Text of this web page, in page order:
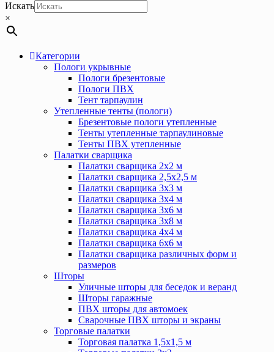
Искать
×
Категории
Пологи укрывные
Пологи брезентовые
Пологи ПВХ
Тент тарпаулин
Утепленные тенты (пологи)
Брезентовые пологи утепленные
Тенты утепленные тарпаулиновые
Тенты ПВХ утепленные
Палатки сварщика
Палатки сварщика 2х2 м
Палатки сварщика 2,5х2,5 м
Палатки сварщика 3х3 м
Палатки сварщика 3х4 м
Палатки сварщика 3х6 м
Палатки сварщика 3х8 м
Палатки сварщика 4х4 м
Палатки сварщика 6х6 м
Палатки сварщика различных форм и
размеров
Шторы
Уличные шторы для беседок и веранд
Шторы гаражные
ПВХ шторы для автомоек
Сварочные ПВХ шторы и экраны
Торговые палатки
Торговая палатка 1,5х1,5 м